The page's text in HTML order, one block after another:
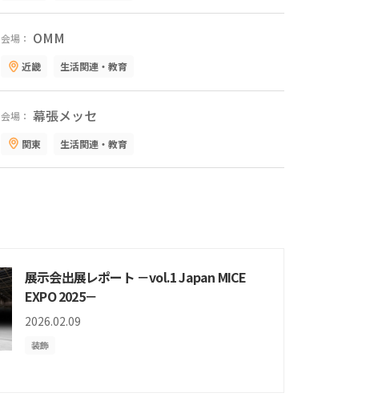
会場： OMM
近畿 生活関連・教育
会場： 幕張メッセ
関東 生活関連・教育
展示会出展レポート －vol.1 Japan MICE
EXPO 2025－
2026.02.09
装飾